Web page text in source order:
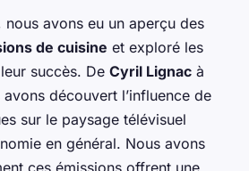
avons eu un aperçu des
de cuisine et exploré les
succès. De Cyril Lignac à
avons découvert l’influence de
sur le paysage télévisuel
en général. Nous avons